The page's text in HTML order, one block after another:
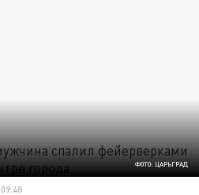
ФОТО: ЦАРЬГРАД